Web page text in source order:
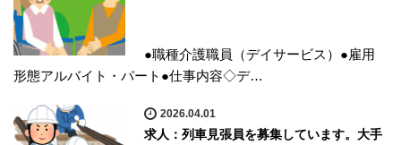
●職種介護職員（デイサービス）●雇用
形態アルバイト・パート●仕事内容◇デ…
2026.04.01
求人：列車見張員を募集しています。大手